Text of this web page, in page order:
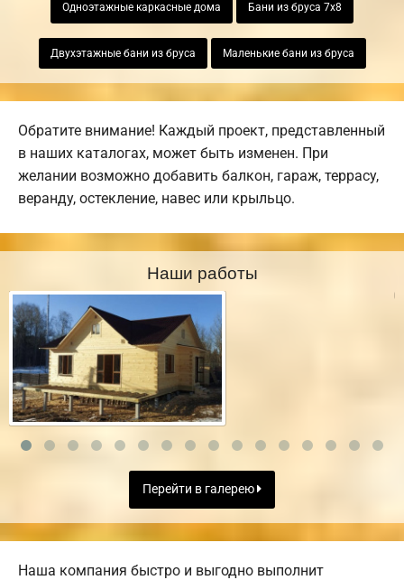
Одноэтажные каркасные дома Бани из бруса 7х8
Двухэтажные бани из бруса Маленькие бани из бруса
Обратите внимание! Каждый проект, представленный
в наших каталогах, может быть изменен. При
желании возможно добавить балкон, гараж, террасу,
веранду, остекление, навес или крыльцо.
Наши работы
Перейти в галерею
Наша компания быстро и выгодно выполнит